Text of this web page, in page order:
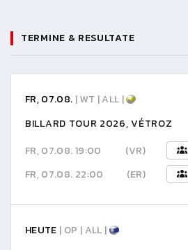
TERMINE & RESULTATE
FR, 07.08. | WT | ALL |
BILLARD TOUR 2026, VÉTROZ
FR, 07.08. 19:00
(VR)
FR, 07.08. 22:00
(ER)
HEUTE | OP | ALL |